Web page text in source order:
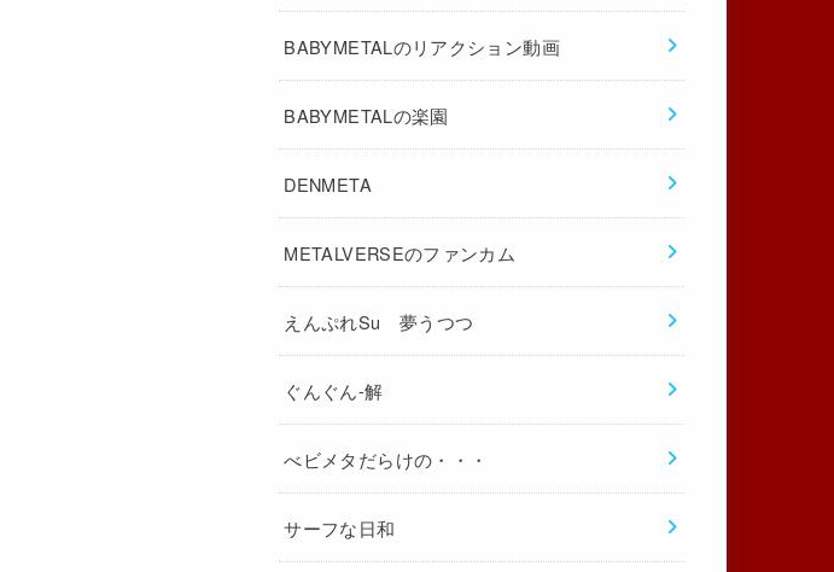
BABYMETALのリアクション動画
BABYMETALの楽園
DENMETA
METALVERSEのファンカム
えんぷれSu 夢うつつ
ぐんぐん-解
べビメタだらけの・・・
サーフな日和